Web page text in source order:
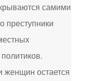
самими
преступники
женщин остается